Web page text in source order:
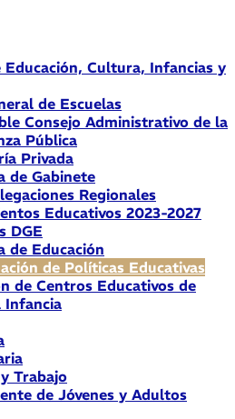
Cultura, Infancias y
de Escuelas
Consejo Administrativo de la
Pública
Privada
de Gabinete
Regionales
Educativos 2023-2027
DGE
de Educación
de Políticas Educativas
de Centros Educativos de
Infancia
Trabajo
de Jóvenes y Adultos